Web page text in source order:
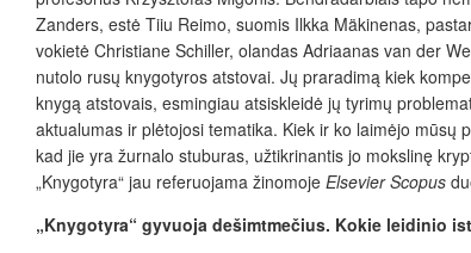
Zanders, estė Tiiu Reimo, suomis Ilkka Mäkinenas,
vokietė Christiane Schiller, olandas Adriaanas van der
nutolo rusų knygotyros atstovai. Jų praradimą kiek
knygą atstovais, esmingiau atsiskleidė jų tyrimų
aktualumas ir plėtojosi tematika. Kiek ir ko laimėjo
kad jie yra žurnalo stuburas, užtikrinantis jo mokslinę
„Knygotyra“ jau referuojama žinomoje Elsevier Scopus
„Knygotyra“ gyvuoja dešimtmečius. Kokie leidinio